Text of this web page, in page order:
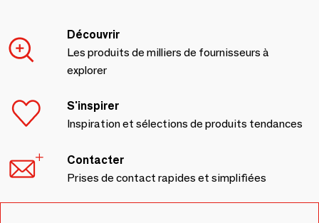
Découvrir
Les produits de milliers de fournisseurs à
explorer
S'inspirer
Inspiration et sélections de produits tendances
Contacter
Prises de contact rapides et simplifiées